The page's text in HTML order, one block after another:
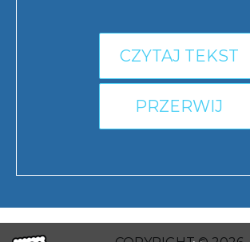
CZYTAJ TEKST
PRZERWIJ